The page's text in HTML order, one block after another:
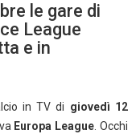
le gare di
League
e in
in TV di giovedì 12
Europa League. Occhi